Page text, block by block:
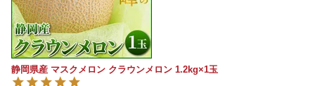
静岡県産 マスクメロン クラウンメロン 1.2kg×1玉